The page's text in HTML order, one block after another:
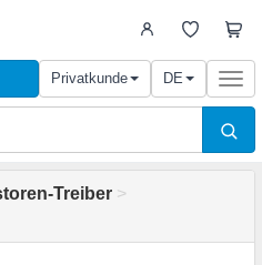
Privatkunde DE
Treiber >